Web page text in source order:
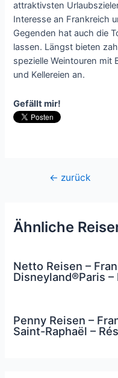
attraktivsten
Interesse an Frankreich
Gegenden hat auch die
lassen. Längst bieten
spezielle Weintouren mit
und Kellereien an.
Gefällt mir!
Beitragsnavigation
← zurück
Ähnliche
Netto Reisen –
Disneyland®Paris
Penny Reisen –
Saint-Raphaël –